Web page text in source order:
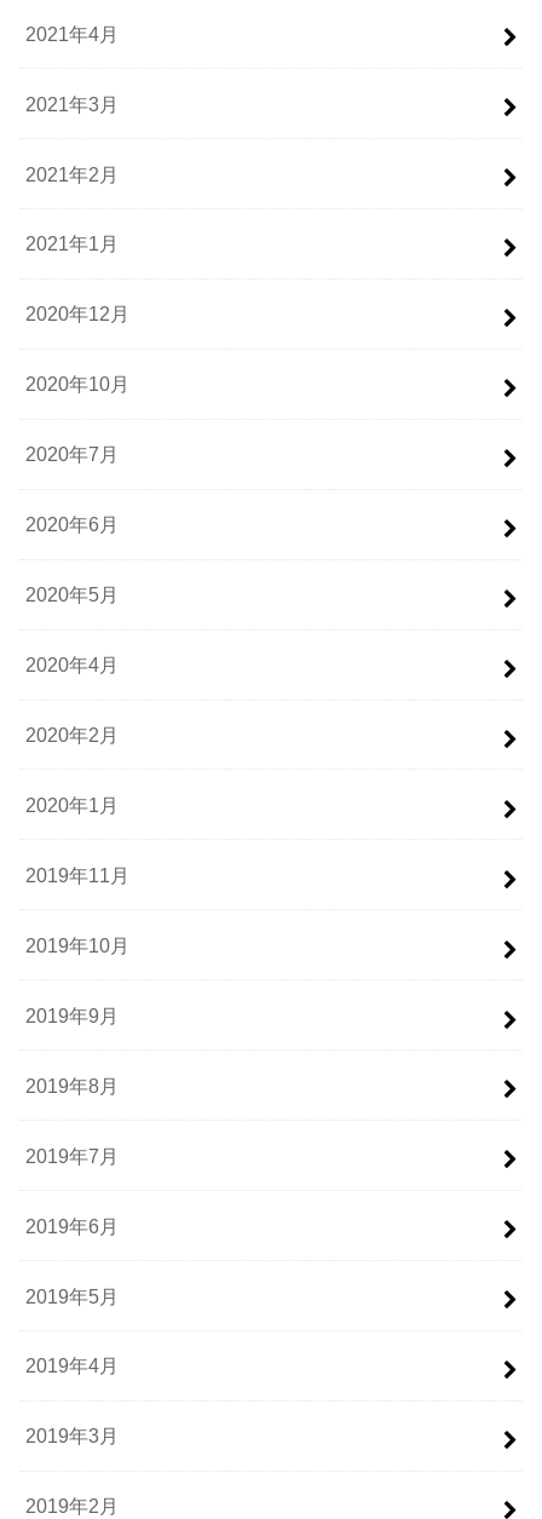
2021年4月
2021年3月
2021年2月
2021年1月
2020年12月
2020年10月
2020年7月
2020年6月
2020年5月
2020年4月
2020年2月
2020年1月
2019年11月
2019年10月
2019年9月
2019年8月
2019年7月
2019年6月
2019年5月
2019年4月
2019年3月
2019年2月